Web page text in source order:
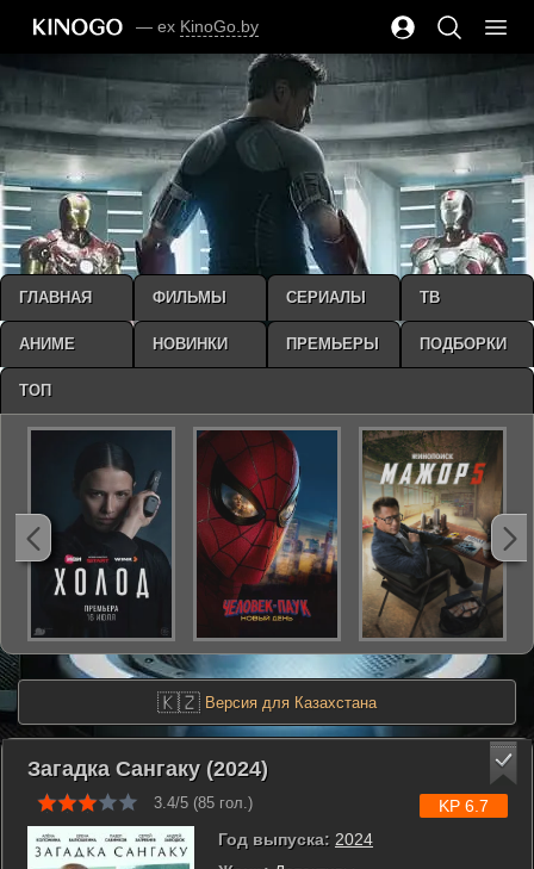
— ex KinoGo.by
🇰🇿 Версия для Казахстана
Загадка Сангаку (2024)
3.4/5 (85 гол.)
Год выпуска: 2024
KP 6.7
ГЛАВНАЯ ФИЛЬМЫ СЕРИАЛЫ ТВ
АНИМЕ НОВИНКИ ПРЕМЬЕРЫ ПОДБОРКИ
ТОП